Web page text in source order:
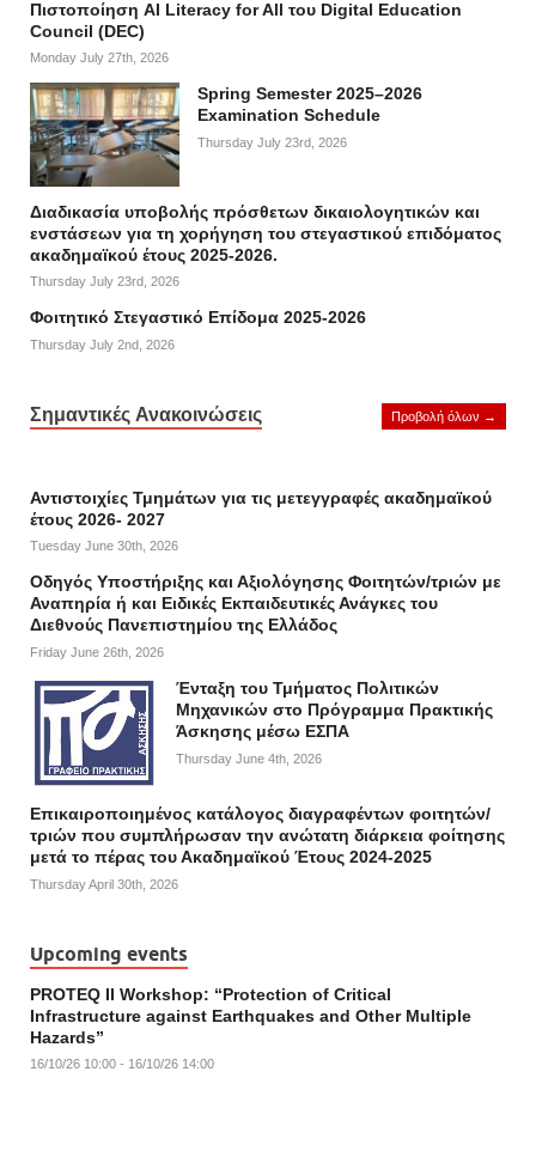
Πιστοποίηση AI Literacy for All του Digital Education
Council (DEC)
Monday July 27th, 2026
Spring Semester 2025–2026
Examination Schedule
Thursday July 23rd, 2026
Διαδικασία υποβολής πρόσθετων δικαιολογητικών και
ενστάσεων για τη χορήγηση του στεγαστικού επιδόματος
ακαδημαϊκού έτους 2025-2026.
Thursday July 23rd, 2026
Φοιτητικό Στεγαστικό Επίδομα 2025-2026
Thursday July 2nd, 2026
Σημαντικές Ανακοινώσεις Προβολή όλων →
Αντιστοιχίες Τμημάτων για τις μετεγγραφές ακαδημαϊκού
έτους 2026- 2027
Tuesday June 30th, 2026
Οδηγός Υποστήριξης και Αξιολόγησης Φοιτητών/τριών με
Αναπηρία ή και Ειδικές Εκπαιδευτικές Ανάγκες του
Διεθνούς Πανεπιστημίου της Ελλάδος
Friday June 26th, 2026
Ένταξη του Τμήματος Πολιτικών
Μηχανικών στο Πρόγραμμα Πρακτικής
Άσκησης μέσω ΕΣΠΑ
Thursday June 4th, 2026
Επικαιροποιημένος κατάλογος διαγραφέντων φοιτητών/
τριών που συμπλήρωσαν την ανώτατη διάρκεια φοίτησης
μετά το πέρας του Ακαδημαϊκού Έτους 2024-2025
Thursday April 30th, 2026
Upcoming events
PROTEQ II Workshop: “Protection of Critical
Infrastructure against Earthquakes and Other Multiple
Hazards”
16/10/26 10:00 - 16/10/26 14:00